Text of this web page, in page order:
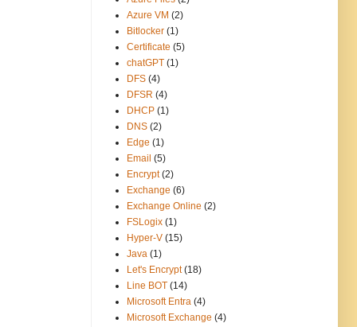
Azure VM (2)
Bitlocker (1)
Certificate (5)
chatGPT (1)
DFS (4)
DFSR (4)
DHCP (1)
DNS (2)
Edge (1)
Email (5)
Encrypt (2)
Exchange (6)
Exchange Online (2)
FSLogix (1)
Hyper-V (15)
Java (1)
Let's Encrypt (18)
Line BOT (14)
Microsoft Entra (4)
Microsoft Exchange (4)